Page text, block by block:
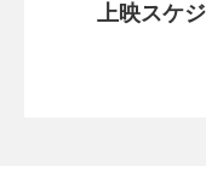
上映スケ